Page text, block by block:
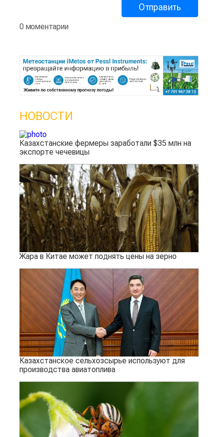
0 моментарии
НОВОСТИ
Казахстанские фермеры заработали $35 млн на
экспорте чечевицы
Жара в Китае может поднять цены на зерно
Казахстанское сельхозсырье используют для
производства авиатоплива